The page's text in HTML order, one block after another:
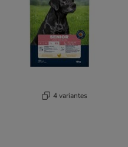
4 variantes